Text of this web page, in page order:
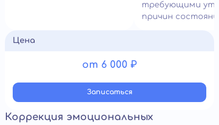
требующими
причин
Цена
от 6 000 ₽
Записатьcя
Коррекция эмоциональных